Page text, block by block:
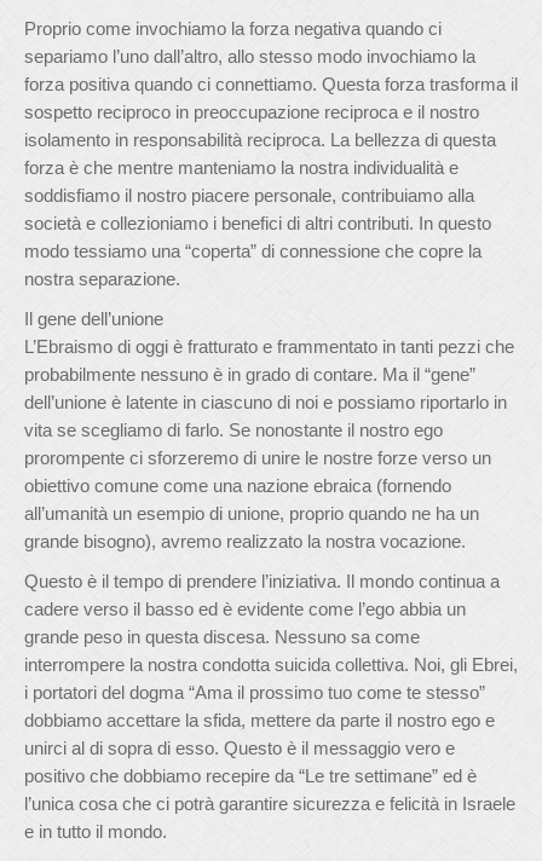
Proprio come invochiamo la forza negativa quando ci
separiamo l’uno dall’altro, allo stesso modo invochiamo la
forza positiva quando ci connettiamo. Questa forza trasforma il
sospetto reciproco in preoccupazione reciproca e il nostro
isolamento in responsabilità reciproca. La bellezza di questa
forza è che mentre manteniamo la nostra individualità e
soddisfiamo il nostro piacere personale, contribuiamo alla
società e collezioniamo i benefici di altri contributi. In questo
modo tessiamo una “coperta” di connessione che copre la
nostra separazione.
Il gene dell’unione
L’Ebraismo di oggi è fratturato e frammentato in tanti pezzi che
probabilmente nessuno è in grado di contare. Ma il “gene”
dell’unione è latente in ciascuno di noi e possiamo riportarlo in
vita se scegliamo di farlo. Se nonostante il nostro ego
prorompente ci sforzeremo di unire le nostre forze verso un
obiettivo comune come una nazione ebraica (fornendo
all’umanità un esempio di unione, proprio quando ne ha un
grande bisogno), avremo realizzato la nostra vocazione.
Questo è il tempo di prendere l’iniziativa. Il mondo continua a
cadere verso il basso ed è evidente come l’ego abbia un
grande peso in questa discesa. Nessuno sa come
interrompere la nostra condotta suicida collettiva. Noi, gli Ebrei,
i portatori del dogma “Ama il prossimo tuo come te stesso”
dobbiamo accettare la sfida, mettere da parte il nostro ego e
unirci al di sopra di esso. Questo è il messaggio vero e
positivo che dobbiamo recepire da “Le tre settimane” ed è
l’unica cosa che ci potrà garantire sicurezza e felicità in Israele
e in tutto il mondo.